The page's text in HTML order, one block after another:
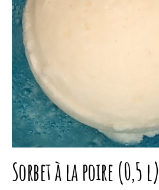
Sorbet à la poire (0,5 l)